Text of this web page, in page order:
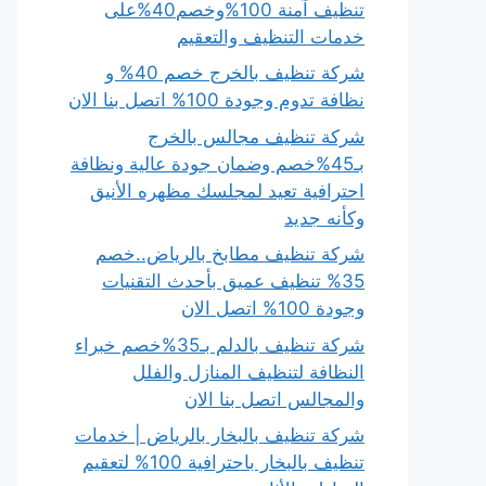
تنظيف آمنة 100%وخصم40%على
خدمات التنظيف والتعقيم
شركة تنظيف بالخرج خصم 40% و
نظافة تدوم وجودة 100% اتصل بنا الان
شركة تنظيف مجالس بالخرج
بـ45%خصم وضمان جودة عالية ونظافة
احترافية تعيد لمجلسك مظهره الأنيق
وكأنه جديد
شركة تنظيف مطابخ بالرياض..خصم
35% تنظيف عميق بأحدث التقنيات
وجودة 100% اتصل الان
شركة تنظيف بالدلم بـ35%خصم خبراء
النظافة لتنظيف المنازل والفلل
والمجالس اتصل بنا الان
شركة تنظيف بالبخار بالرياض | خدمات
تنظيف بالبخار باحترافية 100% لتعقيم